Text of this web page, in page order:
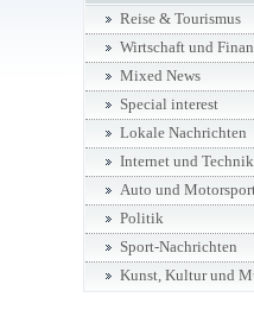
Reise & Tourismus
Wirtschaft und
Mixed News
Special interest
Lokale Nachrichten
Internet und Technik
Auto und
Politik
Sport-Nachrichten
Kunst, Kultur und